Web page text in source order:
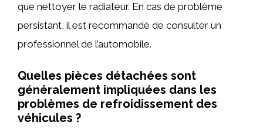
que nettoyer le radiateur. En cas de problème
persistant, il est recommandé de consulter un
professionnel de l’automobile.
Quelles pièces détachées sont
généralement impliquées dans les
problèmes de refroidissement des
véhicules ?